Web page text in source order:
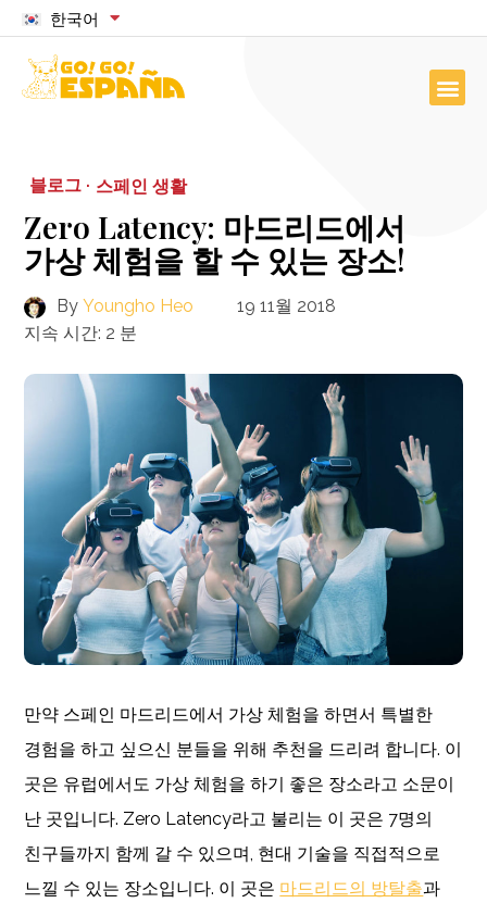
한국어
블로그 · 스페인 생활
Zero Latency: 마드리드에서
가상 체험을 할 수 있는 장소!
By Youngho Heo
19 11월 2018
지속 시간: 2 분
만약 스페인 마드리드에서 가상 체험을 하면서 특별한
경험을 하고 싶으신 분들을 위해 추천을 드리려 합니다. 이
곳은 유럽에서도 가상 체험을 하기 좋은 장소라고 소문이
난 곳입니다. Zero Latency라고 불리는 이 곳은 7명의
친구들까지 함께 갈 수 있으며, 현대 기술을 직접적으로
느낄 수 있는 장소입니다. 이 곳은 마드리드의 방탈출과